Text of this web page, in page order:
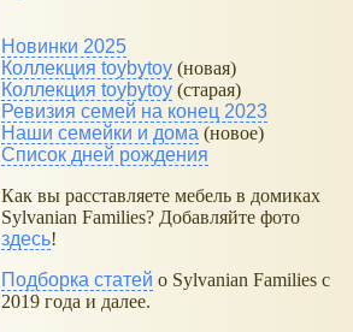
Новинки 2025
Коллекция toybytoy (новая)
Коллекция toybytoy (старая)
Ревизия семей на конец 2023
Наши семейки и дома (новое)
Список дней рождения
Как вы расставляете мебель в домиках
Sylvanian Families? Добавляйте фото
здесь!
Подборка статей о Sylvanian Families с
2019 года и далее.